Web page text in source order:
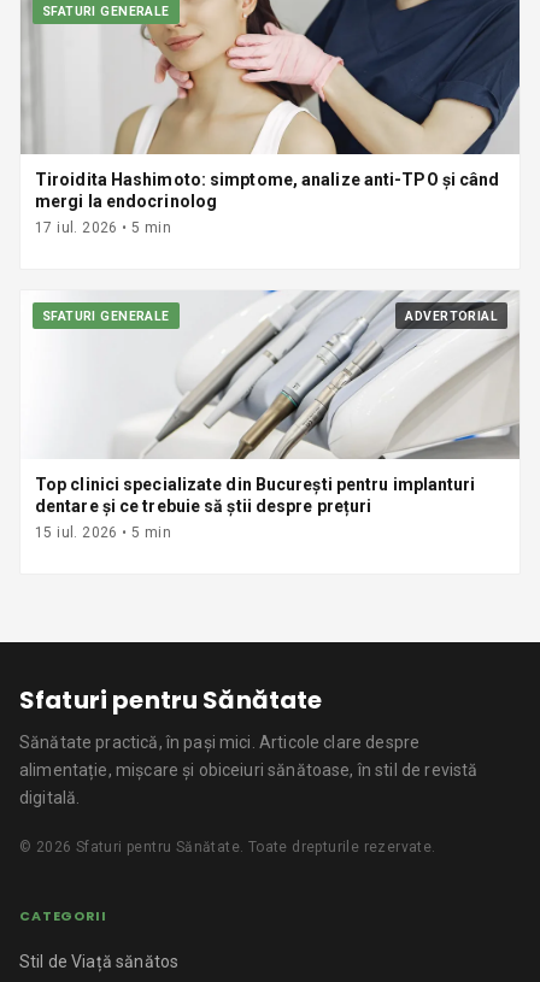
SFATURI GENERALE
Tiroidita Hashimoto: simptome, analize anti-TPO și când
mergi la endocrinolog
17 iul. 2026 •5 min
SFATURI GENERALE ADVERTORIAL
Top clinici specializate din București pentru implanturi
dentare și ce trebuie să știi despre prețuri
15 iul. 2026 •5 min
Sfaturi pentru Sănătate
Sănătate practică, în pași mici. Articole clare despre
alimentație, mișcare și obiceiuri sănătoase, în stil de revistă
digitală.
© 2026 Sfaturi pentru Sănătate. Toate drepturile rezervate.
CATEGORII
Stil de Viață sănătos